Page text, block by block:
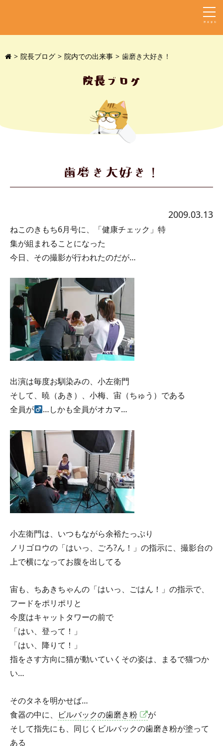
MENU
院長ブログ 院内での出来事 歯磨き大好き！
院長ブログ
歯磨き大好き！
2009.03.13
ねこのきもち6月号に、「健康チェック」特
集が組まれることになった
今日、その撮影が行われたのだが…
出演は毎度お馴染みの、小左衛門
そして、暁（あき）、小梅、宙（ちゅう）である
全員が
…しかも全員がオカマ…
小左衛門は、いつもながら余裕たっぷり
ノリゴロウの「はいっ、ごろ?ん！」の指示に、撮影台の
上で横になってお腹を出してる
宙も、ちあきちゃんの「はいっ、ごはん！」の指示で、
フードをポリポリと
今度はキャットタワーの前で
「はい、登って！」
「はい、降りて！」
指をさす方向に猫が動いていくその姿は、まるで猫つか
い…
そのタネを明かせば…
食器の中に、
ビルバックの歯磨き粉
が
そして指先にも、同じくビルバックの歯磨き粉が塗って
ある